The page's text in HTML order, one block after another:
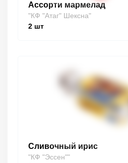
Ассорти мармелад
"КФ "Атаг" Шексна"
2 шт
Сливочный ирис
"КФ "Эссен""